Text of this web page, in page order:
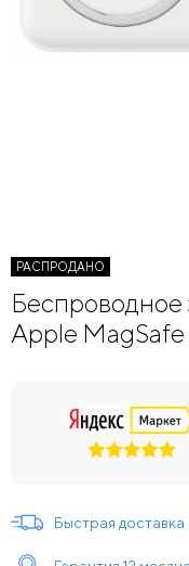
РАСПРОДАНО
Беспроводное
Apple
Быстрая доставка